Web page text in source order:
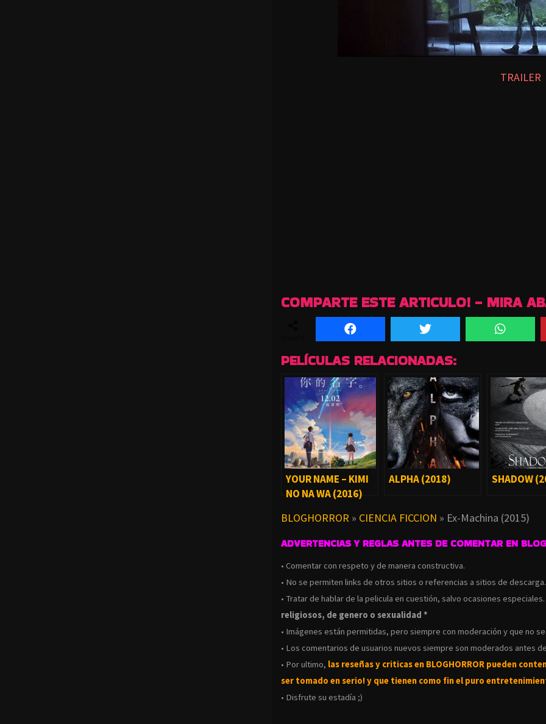
TRAILER
COMPARTE ESTE ARTICULO! - MIRA
PELÍCULAS RELACIONADAS:
YOUR NAME – KIMI
NO NA WA (2016)
ALPHA (2018) SHADOW
BLOGHORROR » CIENCIA FICCION » Ex-Machina (2015)
ADVERTENCIAS Y REGLAS ANTES DE COMENTAR EN
• Comentar con respeto y de manera constructiva.
• No se permiten links de otros sitios o referencias a sitios de
• Tratar de hablar de la pelicula en cuestión, salvo ocasiones especiales.
religiosos, de genero o sexualidad *
• Imágenes están permitidas, pero siempre con moderación y que no
• Los comentarios de usuarios nuevos siempre son moderados antes
• Por ultimo, las reseñas y criticas en BLOGHORROR pueden
ser tomado en serio! y que tienen como fin el puro
• Disfrute su estadía ;)